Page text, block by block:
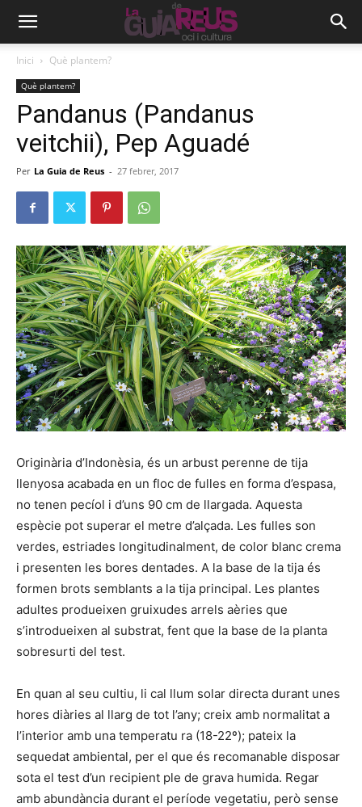
Inici Què plantem?
Què plantem?
Pandanus (Pandanus
veitchii), Pep Aguadé
Per La Guia de Reus - 27 febrer, 2017
Originària d’Indonèsia, és un arbust perenne de tija
llenyosa acabada en un floc de fulles en forma d’espasa,
no tenen pecíol i d’uns 90 cm de llargada. Aquesta
espècie pot superar el metre d’alçada. Les fulles son
verdes, estriades longitudinalment, de color blanc crema
i presenten les bores dentades. A la base de la tija és
formen brots semblants a la tija principal. Les plantes
adultes produeixen gruixudes arrels aèries que
s’introdueixen al substrat, fent que la base de la planta
sobresurti del test.
En quan al seu cultiu, li cal llum solar directa durant unes
hores diàries al llarg de tot l’any; creix amb normalitat a
l’interior amb una temperatu ra (18-22º); pateix la
sequedat ambiental, per el que és recomanable disposar
sota el test d’un recipient ple de grava humida. Regar
amb abundància durant el període vegetatiu, però sense